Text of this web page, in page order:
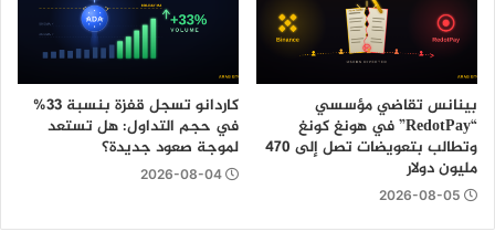
بينانس تقاضي مؤسسي
“RedotPay” في هونغ كونغ
وتطالب بتعويضات تصل إلى 470
مليون دولار
2026-08-05
كاردانو تسجل قفزة بنسبة 33%
في حجم التداول: هل تستعد
لموجة صعود جديدة؟
2026-08-04